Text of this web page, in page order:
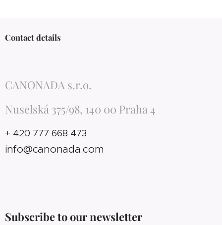
Contact details
CANONADA s.r.o.
Nuselská 375/98, 140 00 Praha 4
+ 420 777 668 473
info@canonada.com
Subscribe to our newsletter